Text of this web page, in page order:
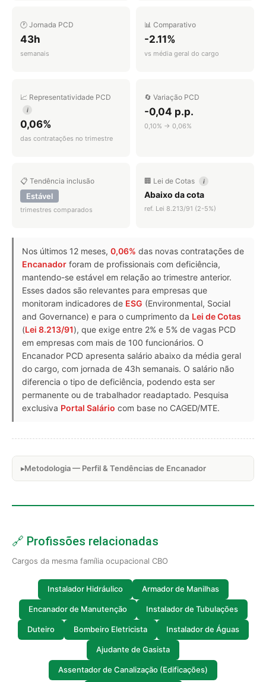
🕐 Jornada PCD
43h
semanais
📊 Comparativo
-2.11%
vs média geral do cargo
📈 Representatividade PCD
i
0,06%
das contratações no trimestre
🔄 Variação PCD
-0,04 p.p.
0,10% → 0,06%
📋 Tendência inclusão
Estável
trimestres comparados
🏢 Lei de Cotas i
Abaixo da cota
ref. Lei 8.213/91 (2-5%)
Nos últimos 12 meses, 0,06% das novas contratações de
Encanador foram de profissionais com deficiência,
mantendo-se estável em relação ao trimestre anterior.
Esses dados são relevantes para empresas que
monitoram indicadores de ESG (Environmental, Social
and Governance) e para o cumprimento da Lei de Cotas
(Lei 8.213/91), que exige entre 2% e 5% de vagas PCD
em empresas com mais de 100 funcionários. O
Encanador PCD apresenta salário abaixo da média geral
do cargo, com jornada de 43h semanais. O salário não
diferencia o tipo de deficiência, podendo esta ser
permanente ou de trabalhador readaptado. Pesquisa
exclusiva Portal Salário com base no CAGED/MTE.
Metodologia — Perfil & Tendências de Encanador
🔗 Profissões relacionadas
Cargos da mesma família ocupacional CBO
Instalador Hidráulico Armador de Manilhas
Encanador de Manutenção Instalador de Tubulações
Duteiro Bombeiro Eletricista Instalador de Águas
Ajudante de Gasista
Assentador de Canalização (Edificações)